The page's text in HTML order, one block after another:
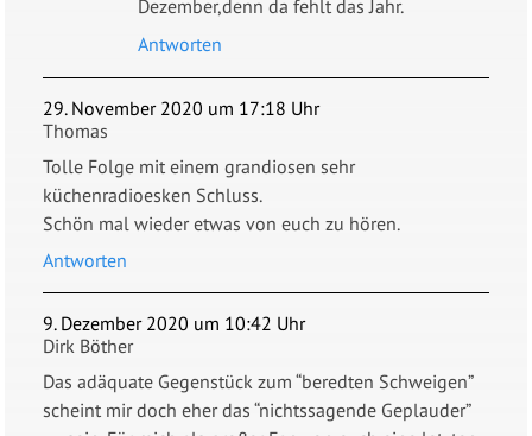
Dezember,denn da fehlt das Jahr.
Antworten
29. November 2020 um 17:18 Uhr
Thomas
Tolle Folge mit einem grandiosen sehr
küchenradioesken Schluss.
Schön mal wieder etwas von euch zu hören.
Antworten
9. Dezember 2020 um 10:42 Uhr
Dirk Böther
Das adäquate Gegenstück zum “beredten Schweigen”
scheint mir doch eher das “nichtssagende Geplauder”